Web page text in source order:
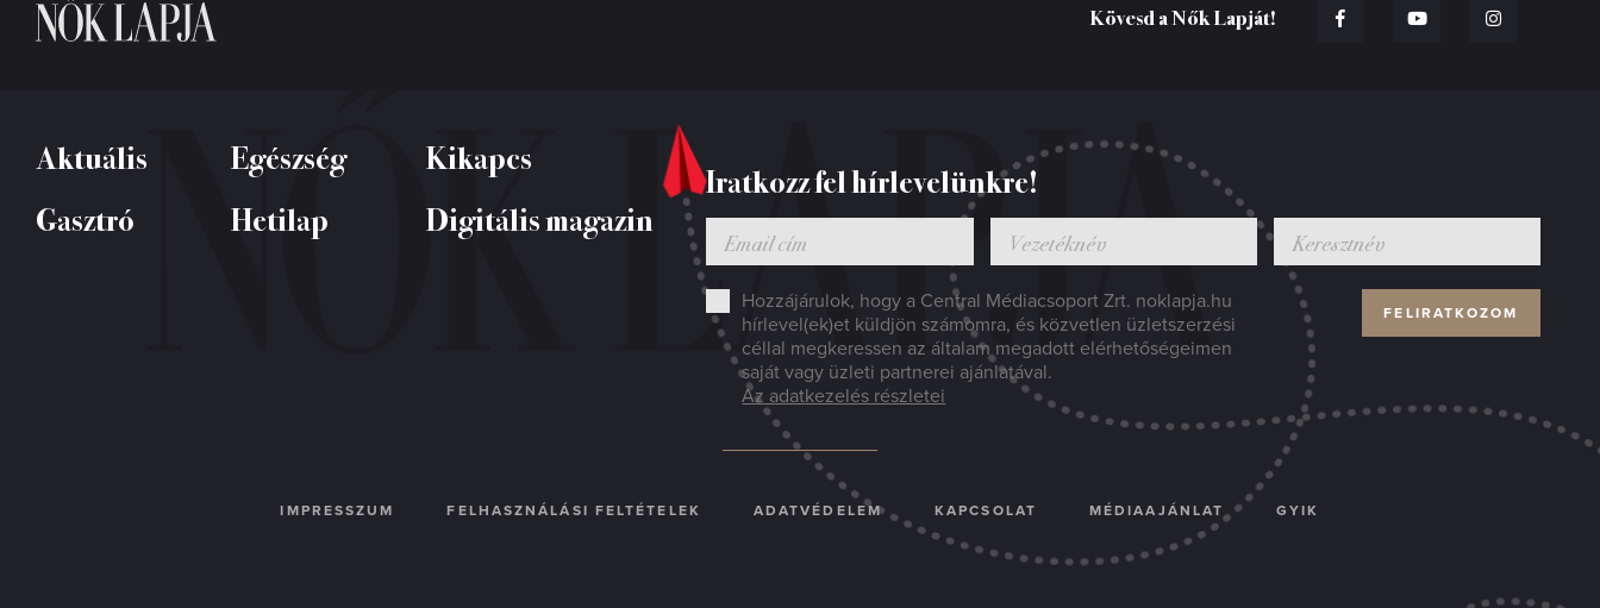
Kövesd a Nők Lapját!
Aktuális Egészség
Kikapcs
Gasztró
Hetilap Digitális magazin
Iratkozz fel hírlevelünkre!
Hozzájárulok, hogy a Central Médiacsoport Zrt. noklapja.hu
hírlevel(ek)et küldjön számomra, és közvetlen üzletszerzési
céllal megkeressen az általam megadott elérhetőségeimen
saját vagy üzleti partnerei ajánlatával.
Az adatkezelés részletei
IMPRESSZUM FELHASZNÁLÁSI FELTÉTELEK ADATVÉDELEM KAPCSOLAT MÉDIAAJÁNLAT GYIK